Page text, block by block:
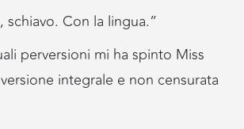
schiavo. Con la lingua.”
perversioni mi ha spinto Miss
integrale e non censurata